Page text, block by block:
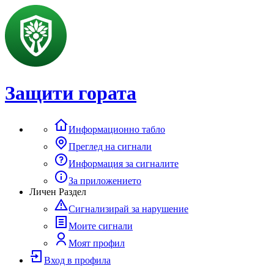
Защити гората
Информационно табло
Преглед на сигнали
Информация за сигналите
За приложението
Личен Раздел
Сигнализирай за нарушение
Моите сигнали
Моят профил
Вход в профила